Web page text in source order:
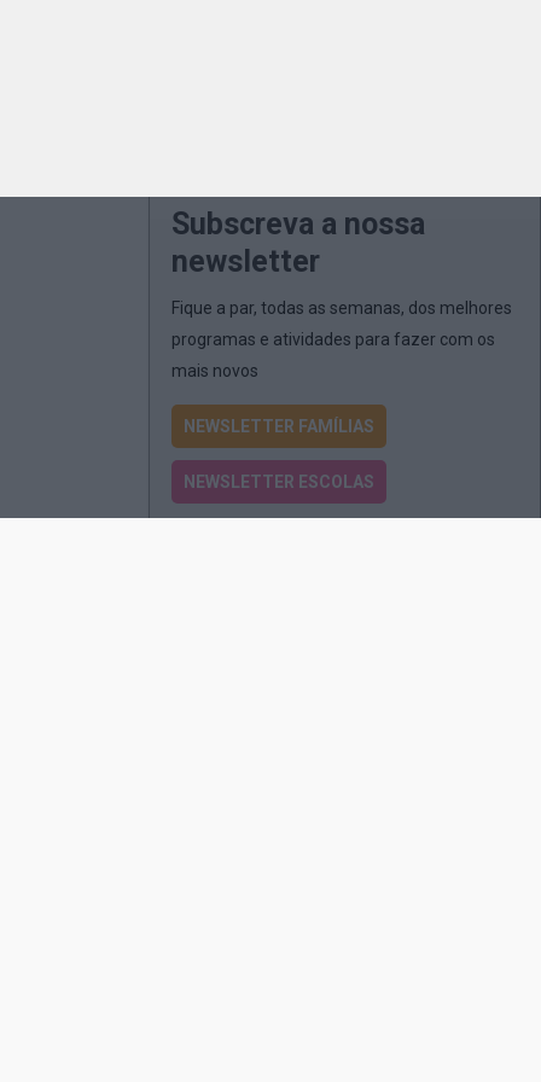
Subscreva a nossa
newsletter
Fique a par, todas as semanas, dos melhores
programas e atividades para fazer com os
mais novos
NEWSLETTER FAMÍLIAS
NEWSLETTER ESCOLAS